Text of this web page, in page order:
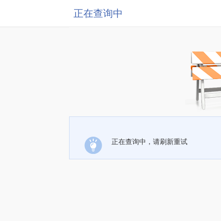
正在查询中
正在查询中，请刷新重试